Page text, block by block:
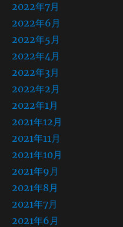
2022年7月
2022年6月
2022年5月
2022年4月
2022年3月
2022年2月
2022年1月
2021年12月
2021年11月
2021年10月
2021年9月
2021年8月
2021年7月
2021年6月